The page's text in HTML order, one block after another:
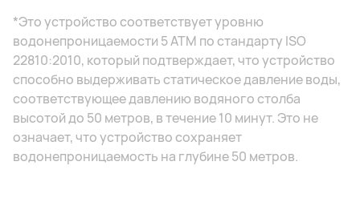
*Это устройство соответствует уровню
водонепроницаемости 5 АТМ по стандарту ISO
22810:2010, который подтверждает, что устройство
способно выдерживать статическое давление воды,
соответствующее давлению водяного столба
высотой до 50 метров, в течение 10 минут. Это не
означает, что устройство сохраняет
водонепроницаемость на глубине 50 метров.